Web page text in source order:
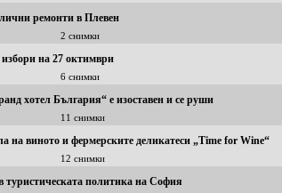
ремонти в Плевен
2 снимки
на 27 октимври
6 снимки
хотел България“ е изоставен и се руши
11 снимки
на виното и фермерските деликатеси „Time for Wine“
12 снимки
политика на София